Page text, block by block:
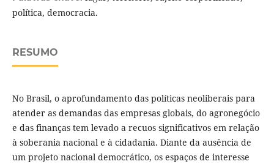
política, democracia.
RESUMO
No Brasil, o aprofundamento das políticas neoliberais para
atender as demandas das empresas globais, do agronegócio
e das finanças tem levado a recuos significativos em relação
à soberania nacional e à cidadania. Diante da ausência de
um projeto nacional democrático, os espaços de interesse